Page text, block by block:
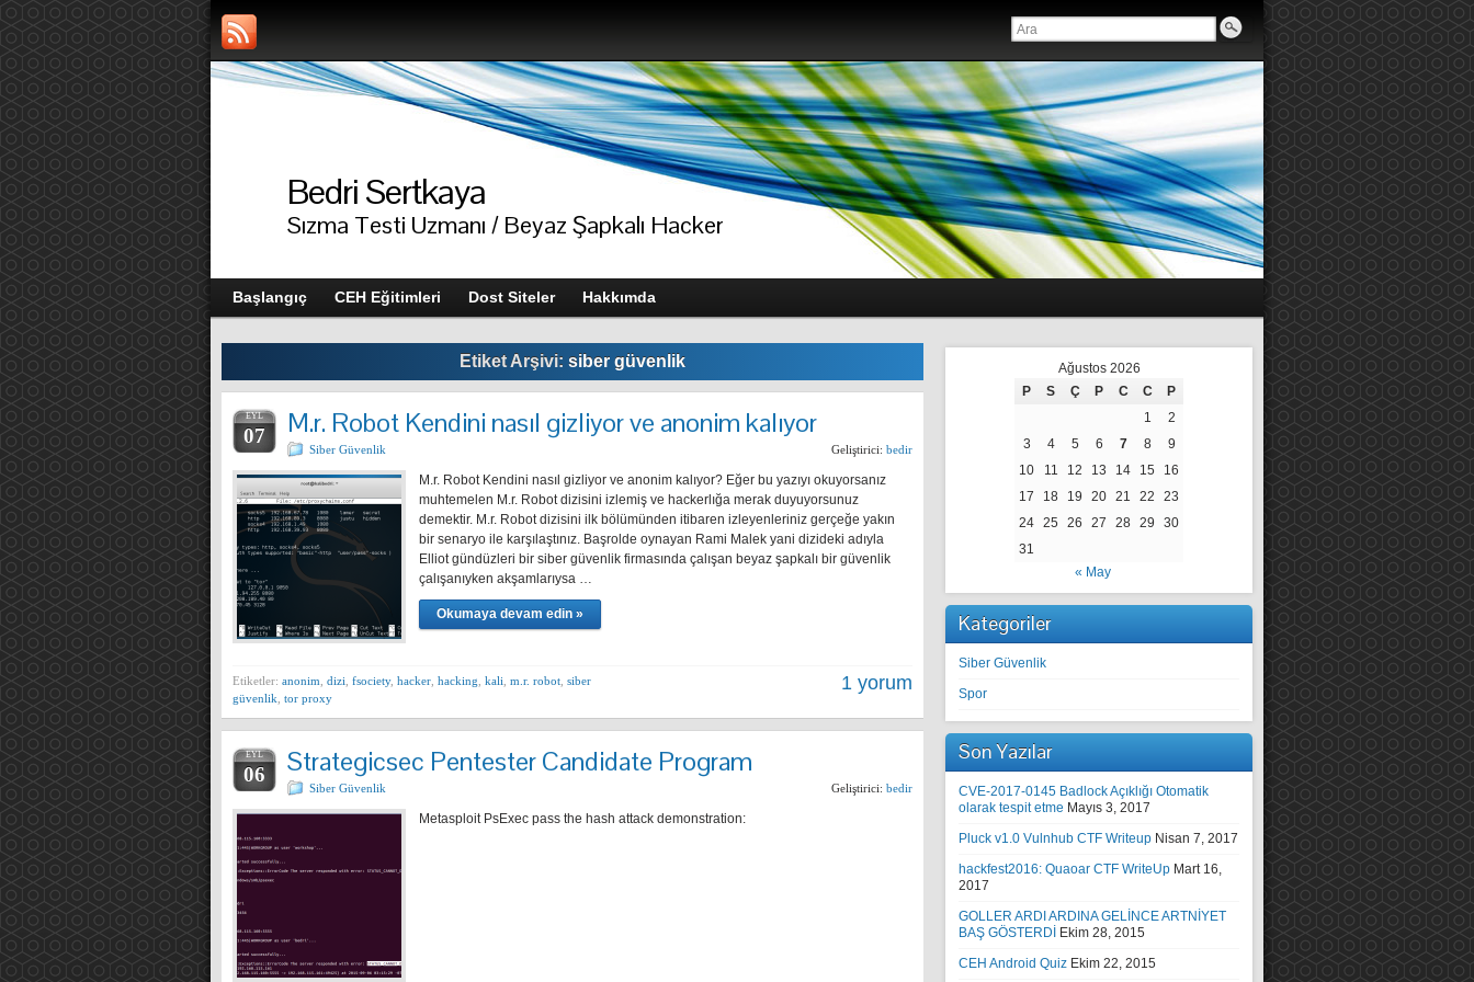
Bedri Sertkaya
Sızma Testi Uzmanı / Beyaz Şapkalı Hacker
Başlangıç CEH Eğitimleri Dost Siteler Hakkımda
Etiket Arşivi: siber güvenlik
EYL
07 M.r. Robot Kendini nasıl gizliyor ve anonim kalıyor
Siber Güvenlik Geliştirici: bedir
M.r. Robot Kendini nasıl gizliyor ve anonim kalıyor? Eğer bu yazıyı okuyorsanız
muhtemelen M.r. Robot dizisini izlemiş ve hackerlığa merak duyuyorsunuz
demektir. M.r. Robot dizisini ilk bölümünden itibaren izleyenleriniz gerçeğe yakın
bir senaryo ile karşılaştınız. Başrolde oynayan Rami Malek yani dizideki adıyla
Elliot gündüzleri bir siber güvenlik firmasında çalışan beyaz şapkalı bir güvenlik
çalışanıyken akşamlarıysa …
Okumaya devam edin »
Etiketler: anonim dizi fsociety, hacker hacking kali m.r. robot siber
güvenlik tor proxy
1 yorum
EYL
06 Strategicsec Pentester Candidate Program
Siber Güvenlik Geliştirici: bedir
Metasploit PsExec pass the hash attack demonstration:
Ağustos 2026
P
S Ç P C C
P
1
2
3
4 5 6 7 8
9
10
11 12 13 14 15
16
17
18 19 20 21 22
23
24 25 26 27 28 29
30
31
« May
Kategoriler
Siber Güvenlik
Spor
Son Yazılar
CVE-2017-0145 Badlock Açıklığı Otomatik
olarak tespit etme Mayıs 3, 2017
Pluck v1.0 Vulnhub CTF Writeup Nisan 7, 2017
hackfest2016: Quaoar CTF WriteUp Mart 16,
2017
GOLLER ARDI ARDINA GELİNCE ARTNİYET
BAŞ GÖSTERDİ
Ekim 28, 2015
CEH Android Quiz Ekim 22, 2015